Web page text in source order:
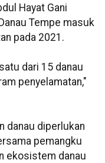
Hayat Gani
Tempe masuk
pada 2021.
dari 15 danau
penyelamatan,"
danau diperlukan
pemangku
ekosistem danau